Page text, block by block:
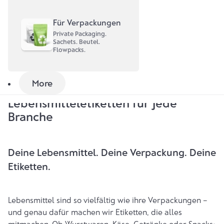
Für Verpackungen
Private Packaging.
Sachets. Beutel.
Flowpacks.
More
Verpackungen am besten funktioniert – bevor du deine
Lebensmitteletiketten drucken lässt.
Jetzt Musterpaket bestellen
Lebensmitteletiketten für jede
Branche
Deine Lebensmittel. Deine Verpackung. Deine
Etiketten.
Lebensmittel sind so vielfältig wie ihre Verpackungen –
und genau dafür machen wir Etiketten, die alles